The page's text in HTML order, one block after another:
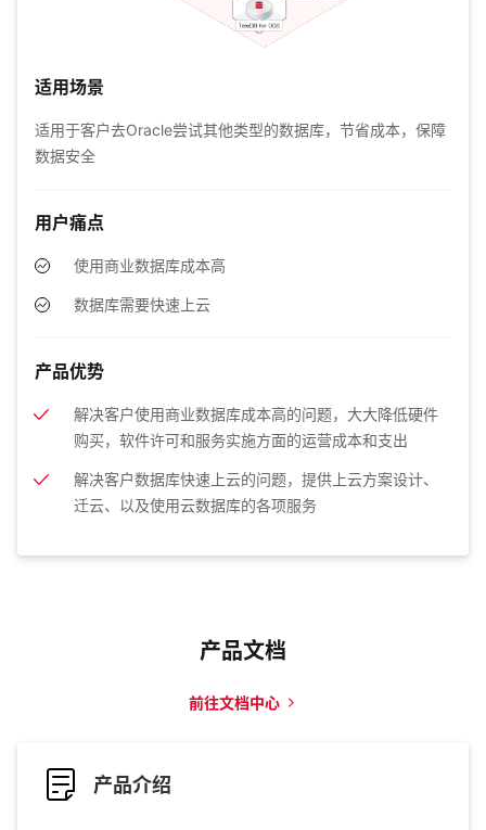
适用场景
适用于客户去Oracle尝试其他类型的数据库，节省成本，保障
数据安全
用户痛点
使用商业数据库成本高
数据库需要快速上云
产品优势
解决客户使用商业数据库成本高的问题，大大降低硬件
购买，软件许可和服务实施方面的运营成本和支出
解决客户数据库快速上云的问题，提供上云方案设计、
迁云、以及使用云数据库的各项服务
产品文档
前往文档中心
产品介绍